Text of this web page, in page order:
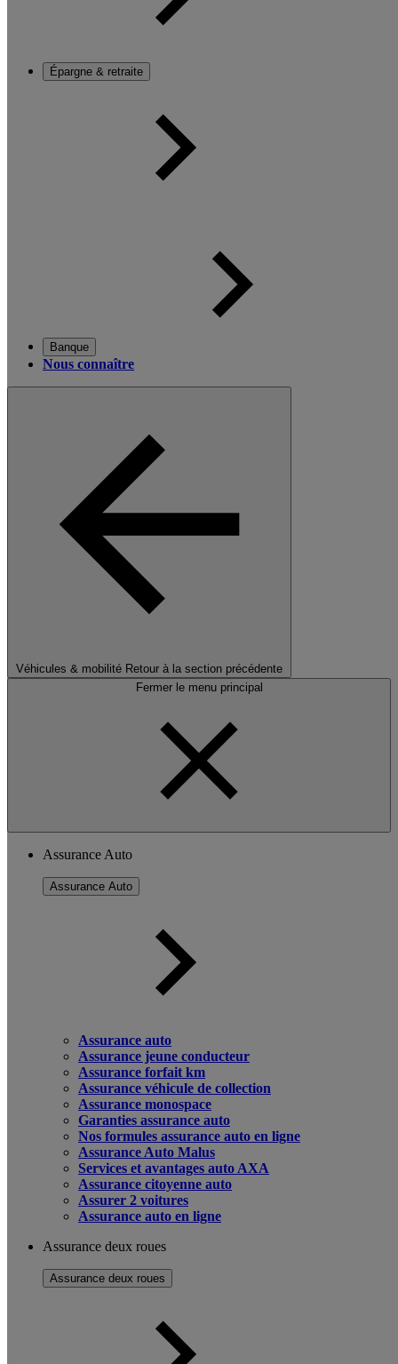
Épargne & retraite
Banque
Nous connaître
Véhicules & mobilité Retour à la section précédente
Fermer le menu principal
Assurance Auto
Assurance Auto
Assurance auto
Assurance jeune conducteur
Assurance forfait km
Assurance véhicule de collection
Assurance monospace
Garanties assurance auto
Nos formules assurance auto en ligne
Assurance Auto Malus
Services et avantages auto AXA
Assurance citoyenne auto
Assurer 2 voitures
Assurance auto en ligne
Assurance deux roues
Assurance deux roues